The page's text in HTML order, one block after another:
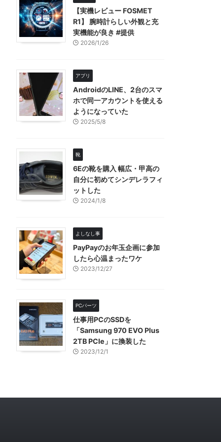
【実機レビュー FOSMET
R1】 腕時計らしい外観と充
実機能が良き #提供
2026/1/26
アプリ
AndroidのLINE、2台のスマ
ホで同一アカウントを使える
ようになっていた
2025/5/8
靴
6Eの靴を購入 幅広・甲高の
自分に初めてシンデレラフィ
ットした
2024/1/8
よしなし事
PayPayのお年玉企画に参加
したら心温まったワケ
2023/12/27
PCパーツ
仕事用PCのSSDを
「Samsung 970 EVO Plus
2TB PCIe」に換装した
2023/12/1